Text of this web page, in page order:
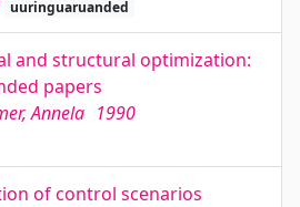
uuringuaruanded
and structural optimization:
papers
Annela 1990
of control scenarios